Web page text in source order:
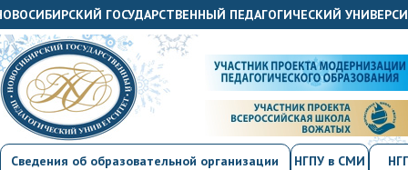
ГОСУДАРСТВЕННЫЙ ПЕДАГОГИЧЕСКИЙ
Сведения об образовательной организации НГПУ в СМИ